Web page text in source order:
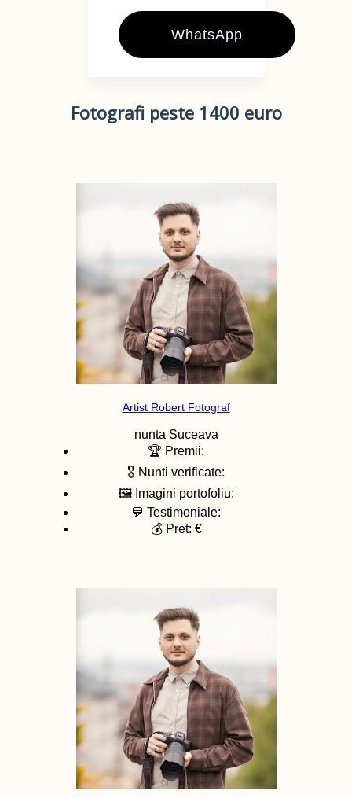
WhatsApp
Fotografi peste 1400 euro
Artist Robert Fotograf
nunta Suceava
🏆 Premii:
🎖️ Nunti verificate:
🖼️ Imagini portofoliu:
💬 Testimoniale:
💰 Pret: €